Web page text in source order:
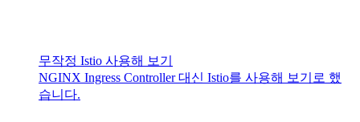
무작정 Istio 사용해 보기
NGINX Ingress Controller 대신 Istio를 사용해 보기로 했
습니다.